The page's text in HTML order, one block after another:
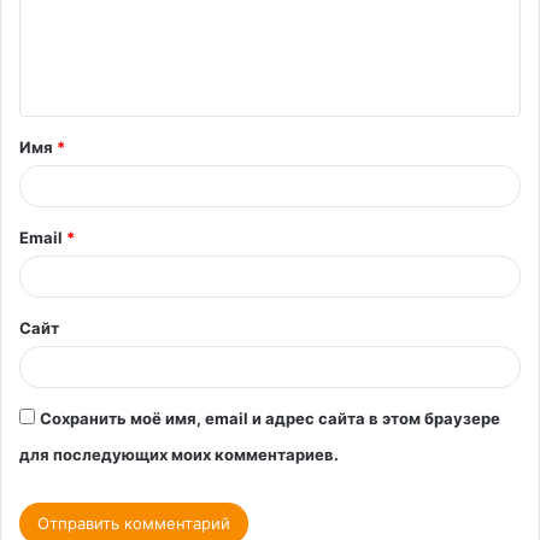
т
а
й
*
Имя *
Email *
Сайт
Сохранить моё имя, email и адрес сайта в этом браузере
для последующих моих комментариев.